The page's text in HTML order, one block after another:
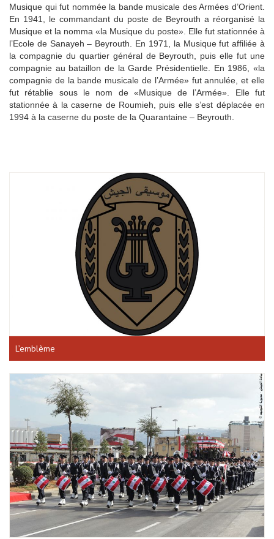
Musique qui fut nommée la bande musicale des Armées d’Orient.
En 1941, le commandant du poste de Beyrouth a réorganisé la
Musique et la nomma «la Musique du poste». Elle fut stationnée à
l’Ecole de Sanayeh – Beyrouth. En 1971, la Musique fut affiliée à
la compagnie du quartier général de Beyrouth, puis elle fut une
compagnie au bataillon de la Garde Présidentielle. En 1986, «la
compagnie de la bande musicale de l’Armée» fut annulée, et elle
fut rétablie sous le nom de «Musique de l’Armée». Elle fut
stationnée à la caserne de Roumieh, puis elle s’est déplacée en
1994 à la caserne du poste de la Quarantaine – Beyrouth.
L’emblème